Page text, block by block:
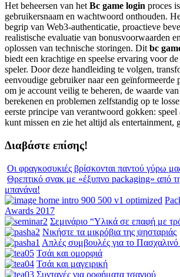
Het beheersen van het Bc game login proces
gebruikersnaam en wachtwoord onthouden.
begrip van Web3-authenticatie, proactieve
realistische evaluatie van bonusvoorwaarden
oplossen van technische storingen. Dit bc
biedt een krachtige en speelse ervaring voor
speler. Door deze handleiding te volgen,
eenvoudige gebruiker naar een geïnformeerde
om je account veilig te beheren, de waarde
berekenen en problemen zelfstandig op te
eerste principe van verantwoord gokken: speel
kunt missen en zie het altijd als entertainment,
Διαβάστε επίσης!
Οι φραγκοσυκιές βρίσκονται παντού γύρω
Θρεπτικό σνακ με «έξυπνο packaging» από
μπανάνα!
Awards 2017
Σεμινάριο “Υλικά σε επαφή με
Νικήστε τα μικρόβια της ψησταριάς
Απλές συμβουλές για το Πασχαλινό
Τσάι και ομορφιά
Τσάι και μαγειρική
Συνταγές για ροφήματα τσαγιού